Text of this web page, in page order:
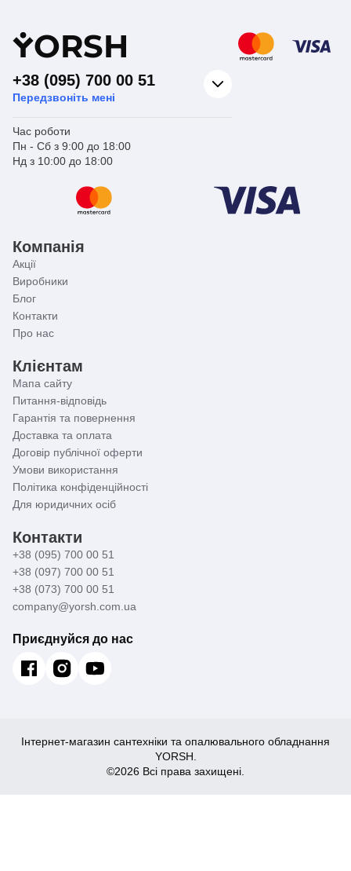
вилив. Купивши пристрій, можете не
турбуватися про бризки. Особливо, якщо у
вашій кухні встановлено неглибоке мийка.
YORSH
+38 (095) 700 00 51
Передзвоніть мені
Час роботи
Пн - Сб з 9:00 до 18:00
Нд з 10:00 до 18:00
Компанія
Акції
Виробники
Блог
Контакти
Про нас
Клієнтам
Мапа сайту
Питання-відповідь
Гарантія та повернення
Доставка та оплата
Договір публічної оферти
Умови використання
Політика конфіденційності
Для юридичних осіб
Контакти
+38 (095) 700 00 51
+38 (097) 700 00 51
+38 (073) 700 00 51
company@yorsh.com.ua
Приєднуйся до нас
Інтернет-магазин сантехніки та опалювального обладнання
YORSH.
©2026 Всі права захищені.